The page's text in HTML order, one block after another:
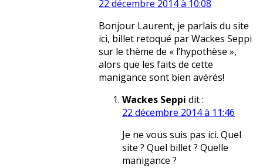
22 décembre 2014 à 10:08
Bonjour Laurent, je parlais du site
ici, billet retoqué par Wackes Seppi
sur le thème de « l’hypothèse »,
alors que les faits de cette
manigance sont bien avérés!
Wackes Seppi dit :
22 décembre 2014 à 11:46
Je ne vous suis pas ici. Quel
site ? Quel billet ? Quelle
manigance ?